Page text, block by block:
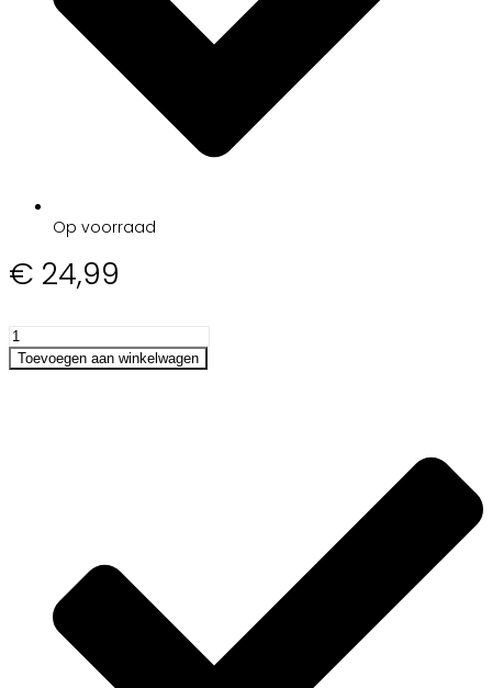
Op voorraad
€ 24,99
Toshiba
Satellite
L50-
Toevoegen aan winkelwagen